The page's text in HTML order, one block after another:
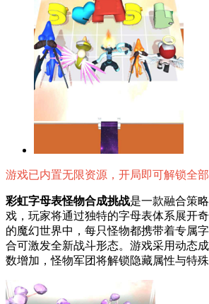
游戏已内置无限资源，开局即可解锁全
彩虹字母表怪物合成挑战是一款融合策
戏，玩家将通过独特的字母表体系展开
的魔幻世界中，每只怪物都携带着专属
合可激发全新战斗形态。游戏采用动态
数增加，怪物军团将解锁隐藏属性与特殊